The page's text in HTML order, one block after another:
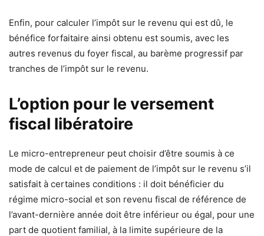
Enfin, pour calculer l’impôt sur le revenu qui est dû, le
bénéfice forfaitaire ainsi obtenu est soumis, avec les
autres revenus du foyer fiscal, au barème progressif par
tranches de l’impôt sur le revenu.
L’option pour le versement
fiscal libératoire
Le micro-entrepreneur peut choisir d’être soumis à ce
mode de calcul et de paiement de l’impôt sur le revenu s’il
satisfait à certaines conditions : il doit bénéficier du
régime micro-social et son revenu fiscal de référence de
l’avant-dernière année doit être inférieur ou égal, pour une
part de quotient familial, à la limite supérieure de la